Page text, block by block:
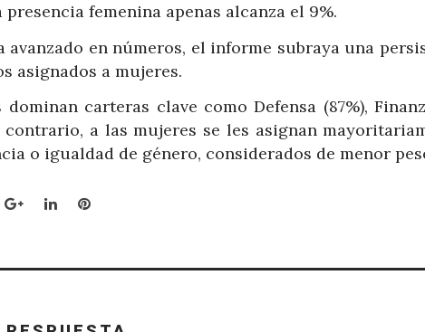
presencia femenina apenas alcanza el 9%.
avanzado en números, el informe subraya una
asignados a mujeres.
dominan carteras clave como Defensa (87%),
contrario, a las mujeres se les asignan
o igualdad de género, considerados de menor
Google+LinkedInPinterest